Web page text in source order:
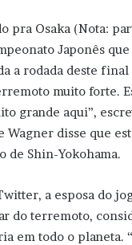
pra Osaka (Nota:
Japonês
a rodada deste final
muito forte.
grande aqui”,
Wagner disse que
de Shin-Yokohama.
a esposa do
do terremoto,
em todo o planeta.